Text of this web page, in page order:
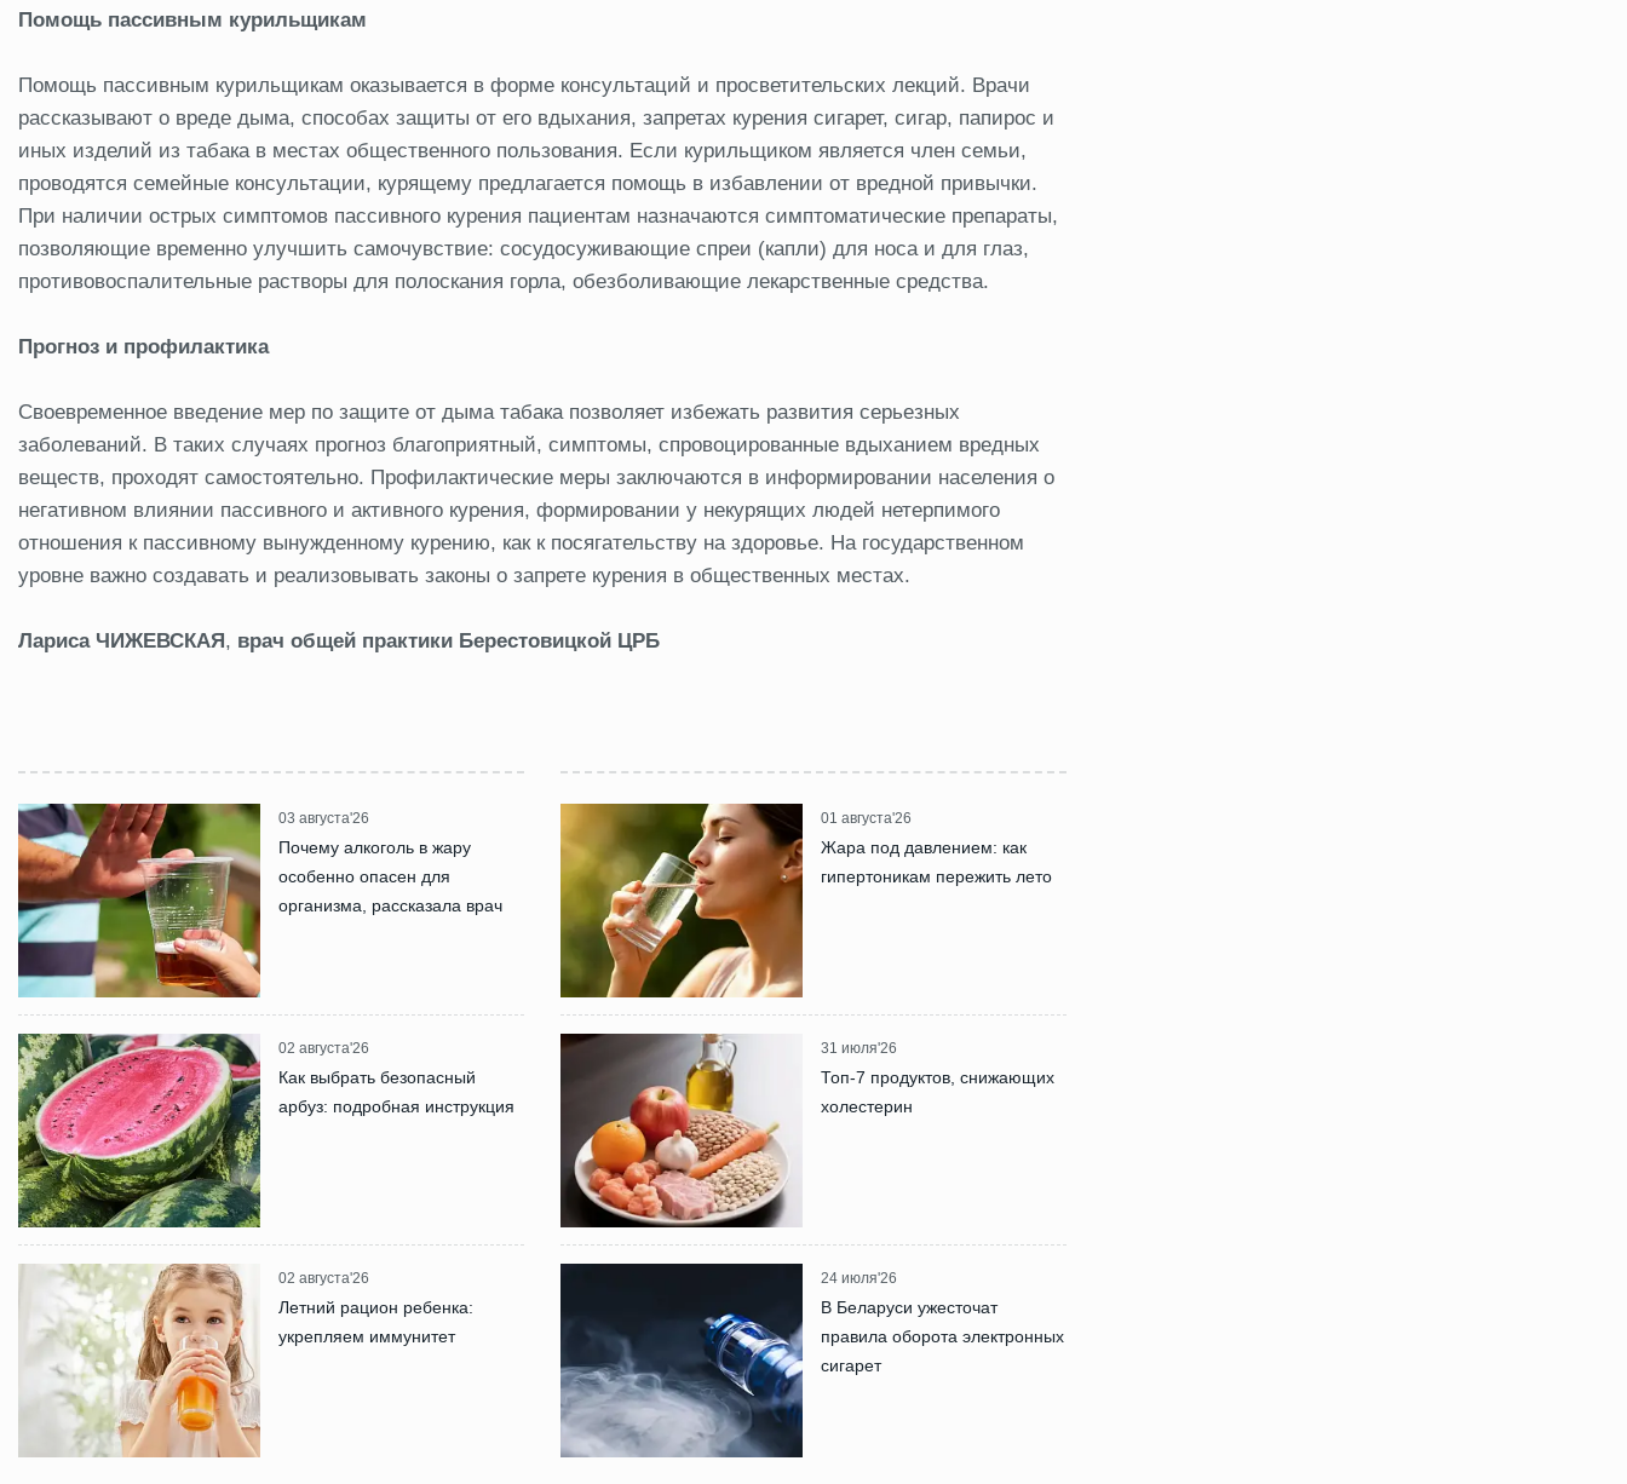
Помощь пассивным курильщикам
Помощь пассивным курильщикам оказывается в форме консультаций и просветительских лекций. Врачи
рассказывают о вреде дыма, способах защиты от его вдыхания, запретах курения сигарет, сигар, папирос и
иных изделий из табака в местах общественного пользования. Если курильщиком является член семьи,
проводятся семейные консультации, курящему предлагается помощь в избавлении от вредной привычки.
При наличии острых симптомов пассивного курения пациентам назначаются симптоматические препараты,
позволяющие временно улучшить самочувствие: сосудосуживающие спреи (капли) для носа и для глаз,
противовоспалительные растворы для полоскания горла, обезболивающие лекарственные средства.
Прогноз и профилактика
Своевременное введение мер по защите от дыма табака позволяет избежать развития серьезных
заболеваний. В таких случаях прогноз благоприятный, симптомы, спровоцированные вдыханием вредных
веществ, проходят самостоятельно. Профилактические меры заключаются в информировании населения о
негативном влиянии пассивного и активного курения, формировании у некурящих людей нетерпимого
отношения к пассивному вынужденному курению, как к посягательству на здоровье. На государственном
уровне важно создавать и реализовывать законы о запрете курения в общественных местах.
Лариса ЧИЖЕВСКАЯ, врач общей практики Берестовицкой ЦРБ
03 августа'26
Почему алкоголь в жару
особенно опасен для
организма, рассказала врач
02 августа'26
Как выбрать безопасный
арбуз: подробная инструкция
02 августа'26
Летний рацион ребенка:
укрепляем иммунитет
01 августа'26
Жара под давлением: как
гипертоникам пережить лето
31 июля'26
Топ-7 продуктов, снижающих
холестерин
24 июля'26
В Беларуси ужесточат
правила оборота электронных
сигарет